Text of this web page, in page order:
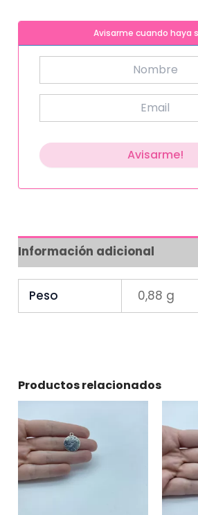
Avisarme cuando haya
Información adicional
Peso 0,88 g
Productos relacionados